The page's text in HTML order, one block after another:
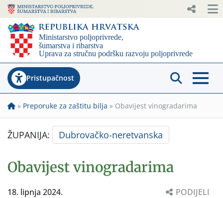
Pristupačnost
» Preporuke za zaštitu bilja » Obavijest vinogradarima
ŽUPANIJA: Dubrovačko-neretvanska
Obavijest vinogradarima
18. lipnja 2024. PODIJELI